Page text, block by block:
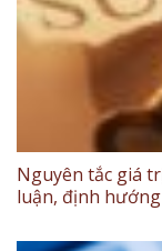
Nguyên tắc giá
luận, định